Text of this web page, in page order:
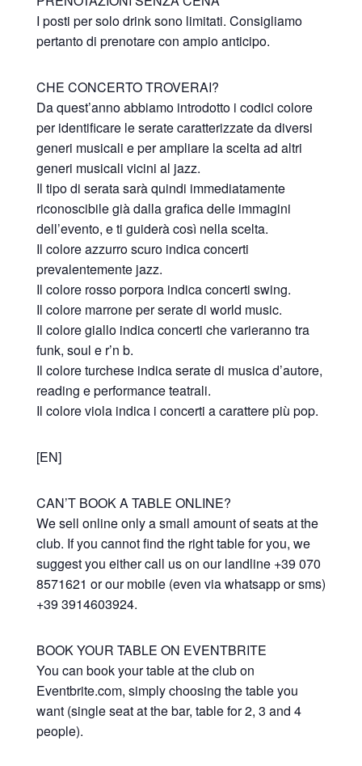
I posti per solo drink sono limitati. Consigliamo
pertanto di prenotare con ampio anticipo.
CHE CONCERTO TROVERAI?
Da quest’anno abbiamo introdotto i codici colore
per identificare le serate caratterizzate da diversi
generi musicali e per ampliare la scelta ad altri
generi musicali vicini al jazz.
Il tipo di serata sarà quindi immediatamente
riconoscibile già dalla grafica delle immagini
dell’evento, e ti guiderà così nella scelta.
Il colore azzurro scuro indica concerti
prevalentemente jazz.
Il colore rosso porpora indica concerti swing.
Il colore marrone per serate di world music.
Il colore giallo indica concerti che varieranno tra
funk, soul e r’n b.
Il colore turchese indica serate di musica d’autore,
reading e performance teatrali.
Il colore viola indica i concerti a carattere più pop.
[EN]
CAN’T BOOK A TABLE ONLINE?
We sell online only a small amount of seats at the
club. If you cannot find the right table for you, we
suggest you either call us on our landline +39 070
8571621 or our mobile (even via whatsapp or sms)
+39 3914603924.
BOOK YOUR TABLE ON EVENTBRITE
You can book your table at the club on
Eventbrite.com, simply choosing the table you
want (single seat at the bar, table for 2, 3 and 4
people).